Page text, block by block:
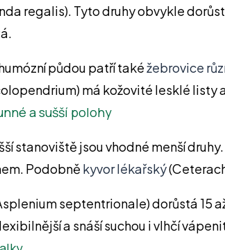
regalis). Tyto druhy obvykle
půdou patří takéžebrovice
má kožovité lesklé listy
a sušší polohy
stanoviště jsou vhodné menší druhy.
Podobně kyvor lékařský
septentrionale) dorůstá 15
a snáší suchou i vlhčí